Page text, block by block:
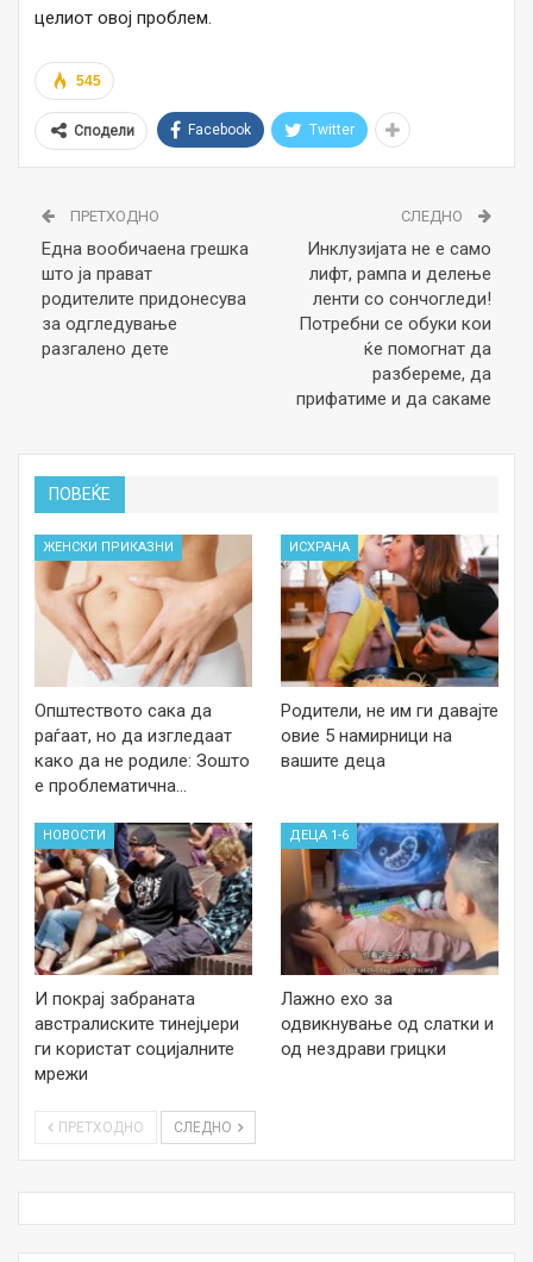
целиот овој проблем.
545
Сподели Facebook Twitter
ПРЕТХОДНО
Една вообичаена грешка
што ја прават
родителите придонесува
за одгледување
разгалено дете
СЛЕДНО
Инклузијата не е само
лифт, рампа и делење
ленти со сончогледи!
Потребни се обуки кои
ќе помогнат да
разбереме, да
прифатиме и да сакаме
ПОВЕЌЕ
ЖЕНСКИ ПРИКАЗНИ
Општеството сака да
раѓаат, но да изгледаат
како да не родиле: Зошто
е проблематична…
ИСХРАНА
Родители, не им ги давајте
овие 5 намирници на
вашите деца
НОВОСТИ
И покрај забраната
австралиските тинејџери
ги користат социјалните
мрежи
ДЕЦА 1-6
Лажно ехо за
одвикнување од слатки и
од нездрави грицки
ПРЕТХОДНО СЛЕДНО